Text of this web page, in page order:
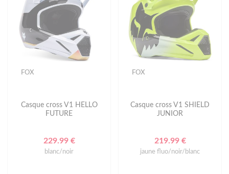
FOX
Casque cross V1 HELLO
FUTURE
229.99 €
blanc/noir
FOX
Casque cross V1 SHIELD
JUNIOR
219.99 €
jaune fluo/noir/blanc